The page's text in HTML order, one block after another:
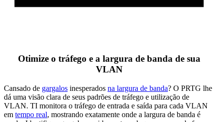
Otimize o tráfego e a largura de banda de sua
VLAN
Cansado de gargalos inesperados na largura de banda? O PRTG lhe
dá uma visão clara de seus padrões de tráfego e utilização de
VLAN. TI monitora o tráfego de entrada e saída para cada VLAN
em tempo real, mostrando exatamente onde a largura de banda é